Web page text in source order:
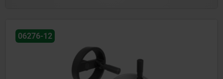
06276-12